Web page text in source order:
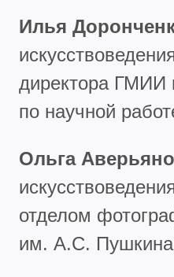
Илья
директора
по научной
Ольга
отделом
им. А.С.